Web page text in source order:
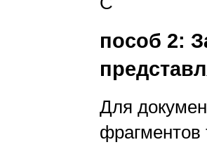
пособ 2:
Для
фрагментов